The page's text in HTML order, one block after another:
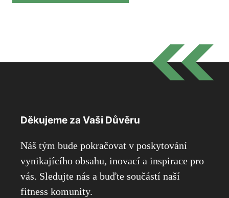
Děkujeme za Vaši Důvěru
Náš tým bude pokračovat v poskytování
vynikajícího obsahu, inovací a inspirace pro
vás. Sledujte nás a buďte součástí naší
fitness komunity.